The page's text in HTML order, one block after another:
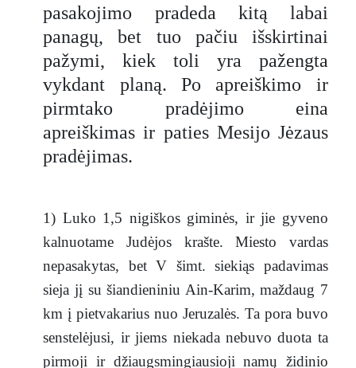
pasakojimo pradeda kitą labai
panagų, bet tuo pačiu išskirtinai
pažymi, kiek toli yra pažengta
vykdant planą. Po apreiškimo ir
pirmtako pradėjimo eina
apreiškimas ir paties Mesijo Jėzaus
pradėjimas.
1) Luko 1,5 nigiškos giminės, ir jie gyveno
kalnuotame Judėjos krašte. Miesto vardas
nepasakytas, bet V šimt. siekiąs padavimas
sieja jį su šiandieniniu Ain-Karim, maždaug 7
km į pietvakarius nuo Jeruzalės. Ta pora buvo
senstelėjusi, ir jiems niekada nebuvo duota ta
pirmoji ir džiaugsmingiausioji namų židinio